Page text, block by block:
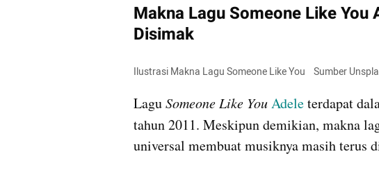
Makna Lagu Someone Like You
Disimak
Ilustrasi Makna Lagu Someone Like You    Sumber
Lagu Someone Like You Adeleterdapat
tahun 2011. Meskipun demikian, makna
universal membuat musiknya masih terus